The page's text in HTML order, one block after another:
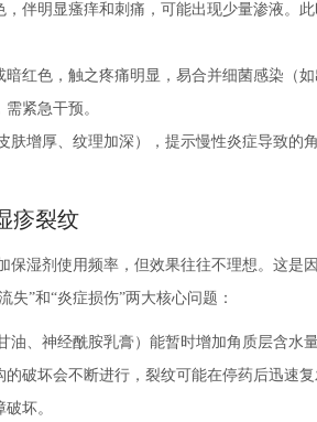
，伴明显瘙痒和刺痛，可能出现少量渗液。
暗红色，触之疼痛明显，易合并细菌感染（
紧急干预。
肤增厚、纹理加深），提示慢性炎症导致的
疹裂纹
保湿剂使用频率，但效果往往不理想。这是
失”和“炎症损伤”两大核心问题：
油、神经酰胺乳膏）能暂时增加角质层含水
破坏会不断进行，裂纹可能在停药后迅速
坏。